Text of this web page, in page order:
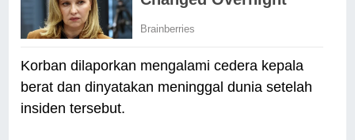
Korban dilaporkan mengalami cedera kepala
berat dan dinyatakan meninggal dunia setelah
insiden tersebut.